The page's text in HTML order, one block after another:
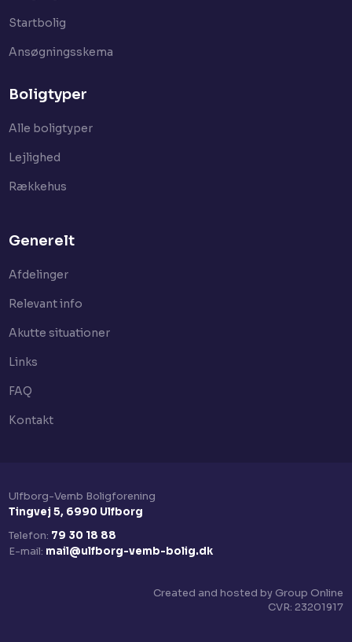
Startbolig​
Ansøgningsskema
Boligtyper
Alle boligtyper
Lejlighed
Rækkehus
Generelt
Afdelinger
Relevant info
Akutte situationer
Links
FAQ
Kontakt
Ulfborg-Vemb Boligforening​
Tingvej 5, 6990 Ulfborg
Telefon: 79 30 18 88
E-mail: mail@ulfborg-vemb-bolig.dk
Created and hosted by Group Online
CVR:​ 23201917